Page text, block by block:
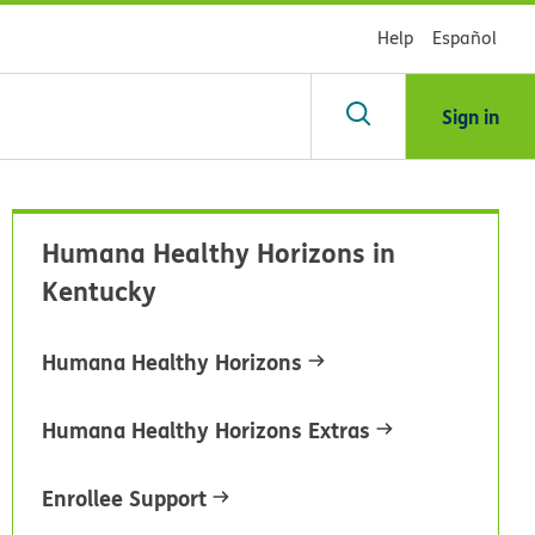
Help Español
Sign in
Humana Healthy Horizons in
Kentucky
Humana Healthy Horizons
Humana Healthy Horizons Extras
Enrollee Support